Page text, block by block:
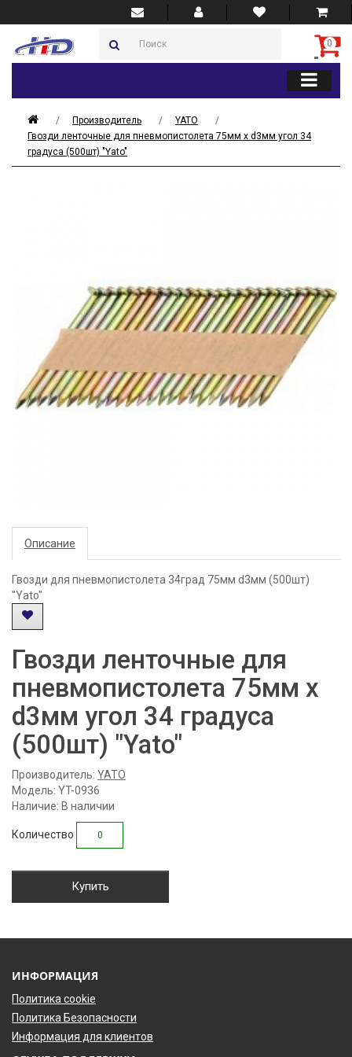
0
Производитель
YATO
Гвозди ленточные для пневмопистолета 75мм х d3мм угол 34
градуса (500шт) "Yato"
Описание
Гвозди для пневмопистолета 34град 75мм d3мм (500шт)
"Yato"
Гвозди ленточные для
пневмопистолета 75мм х
d3мм угол 34 градуса
(500шт) "Yato"
Производитель: YATO
Модель: YT-0936
Наличие: В наличии
Количество
Купить
ИНФОРМАЦИЯ
Политика cookie
Политика Безопасности
Информация для клиентов